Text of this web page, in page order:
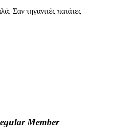
Σαν τηγανιτές πατάτες
Member